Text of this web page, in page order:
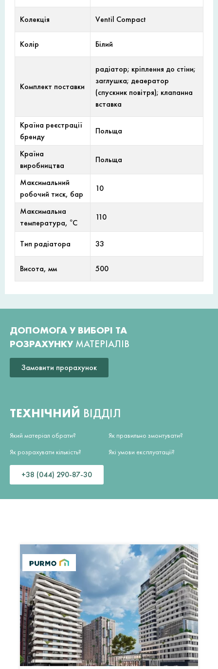
Колекція Ventil Compact
Колір Білий
Комплект поставки
радіатор; кріплення до стіни;
заглушка; деаератор
(спускник повітря); клапанна
вставка
Країна реєстрації
бренду
Польща
Країна
виробництва
Польща
Максимальний
робочий тиск, бар
10
Максимальна
температура, °С
110
Тип радіатора 33
Висота, мм 500
ДОПОМОГА У ВИБОРІ ТА
РОЗРАХУНКУ МАТЕРІАЛІВ
Замовити прорахунок
ТЕХНІЧНИЙ ВІДДІЛ
Який матеріал обрати?
Як розрахувати кількість?
Як правильно змонтувати?
Які умови експлуатації?
+38 (044) 290-87-30